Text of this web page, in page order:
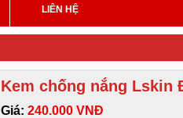
LIÊN HỆ
Kem chống nắng Lskin
Giá: 240.000 VNĐ